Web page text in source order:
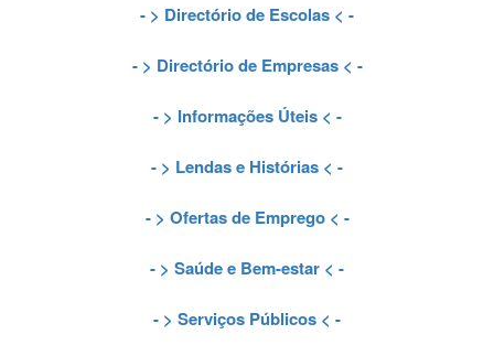
- > Directório de Escolas < -
- > Directório de Empresas< -
- > Informações Úteis< -
- > Lendas e Histórias < -
- > Ofertas de Emprego< -
- > Saúde e Bem-estar < -
- > Serviços Públicos < -